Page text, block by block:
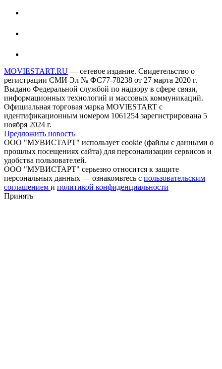
MOVIESTART.RU — сетевое издание. Свидетельство о
регистрации СМИ Эл № ФС77-78238 от 27 марта 2020 г.
Выдано Федеральной службой по надзору в сфере связи,
информационных технологий и массовых коммуникаций.
Официальная торговая марка MOVIESTART с
идентификационным номером 1061254 зарегистрирована 5
ноября 2024 г.
Предложить новость
ООО "МУВИСТАРТ" использует cookie (файлы с данными о
прошлых посещениях сайта) для персонализации сервисов и
удобства пользователей.
ООО "МУВИСТАРТ" серьезно относится к защите
персональных данных — ознакомьтесь с пользовательским
соглашением и политикой конфиденциальности
Принять